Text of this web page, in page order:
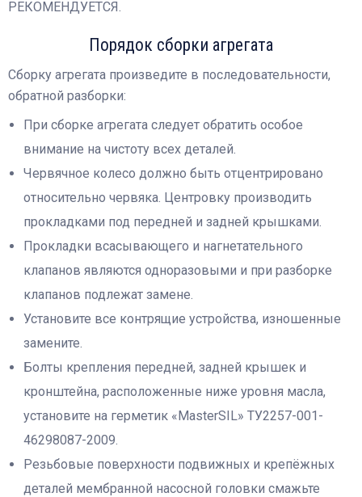
РЕКОМЕНДУЕТСЯ.
Порядок сборки агрегата
Сборку агрегата произведите в последовательности,
обратной разборки:
При сборке агрегата следует обратить особое
внимание на чистоту всех деталей.
Червячное колесо должно быть отцентрировано
относительно червяка. Центровку производить
прокладками под передней и задней крышками.
Прокладки всасывающего и нагнетательного
клапанов являются одноразовыми и при разборке
клапанов подлежат замене.
Установите все контрящие устройства, изношенные
замените.
Болты крепления передней, задней крышек и
кронштейна, расположенные ниже уровня масла,
установите на герметик «MasterSIL» ТУ2257-001-
46298087-2009.
Резьбовые поверхности подвижных и крепёжных
деталей мембранной насосной головки смажьте